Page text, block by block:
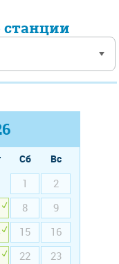
Сб
Вс
1
2
8
9
15
16
22
23